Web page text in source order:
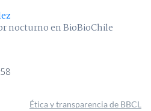
nocturno en BioBioChile
Ética y transparencia de BBCL